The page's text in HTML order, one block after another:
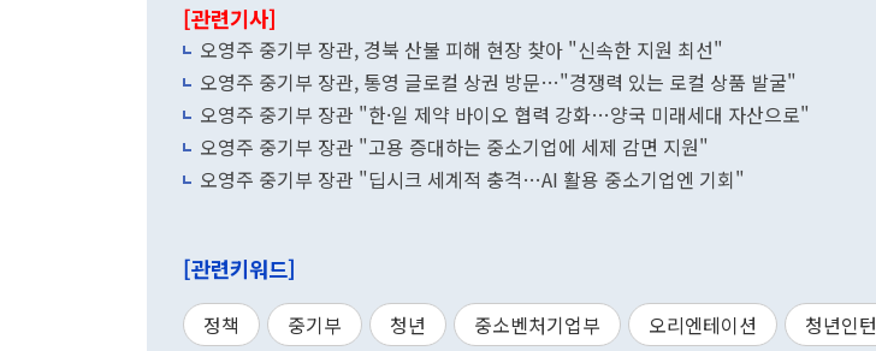
[관련기사]
오영주 중기부 장관, 경북 산불 피해 현장 찾아 "신속한 지원 최선"
오영주 중기부 장관, 통영 글로컬 상권 방문…"경쟁력 있는 로컬 상품 발굴"
오영주 중기부 장관 "한·일 제약 바이오 협력 강화…양국 미래세대 자산으로"
오영주 중기부 장관 "고용 증대하는 중소기업에 세제 감면 지원"
오영주 중기부 장관 "딥시크 세계적 충격…AI 활용 중소기업엔 기회"
[관련키워드]
정책 중기부 청년 중소벤처기업부 오리엔테이션 청년인턴